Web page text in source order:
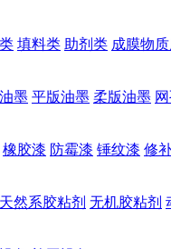
填料类 助剂类 成膜物
墨 平版油墨 柔版油墨
橡胶漆 防霉漆 锤纹漆 修
天然系胶粘剂 无机胶粘剂